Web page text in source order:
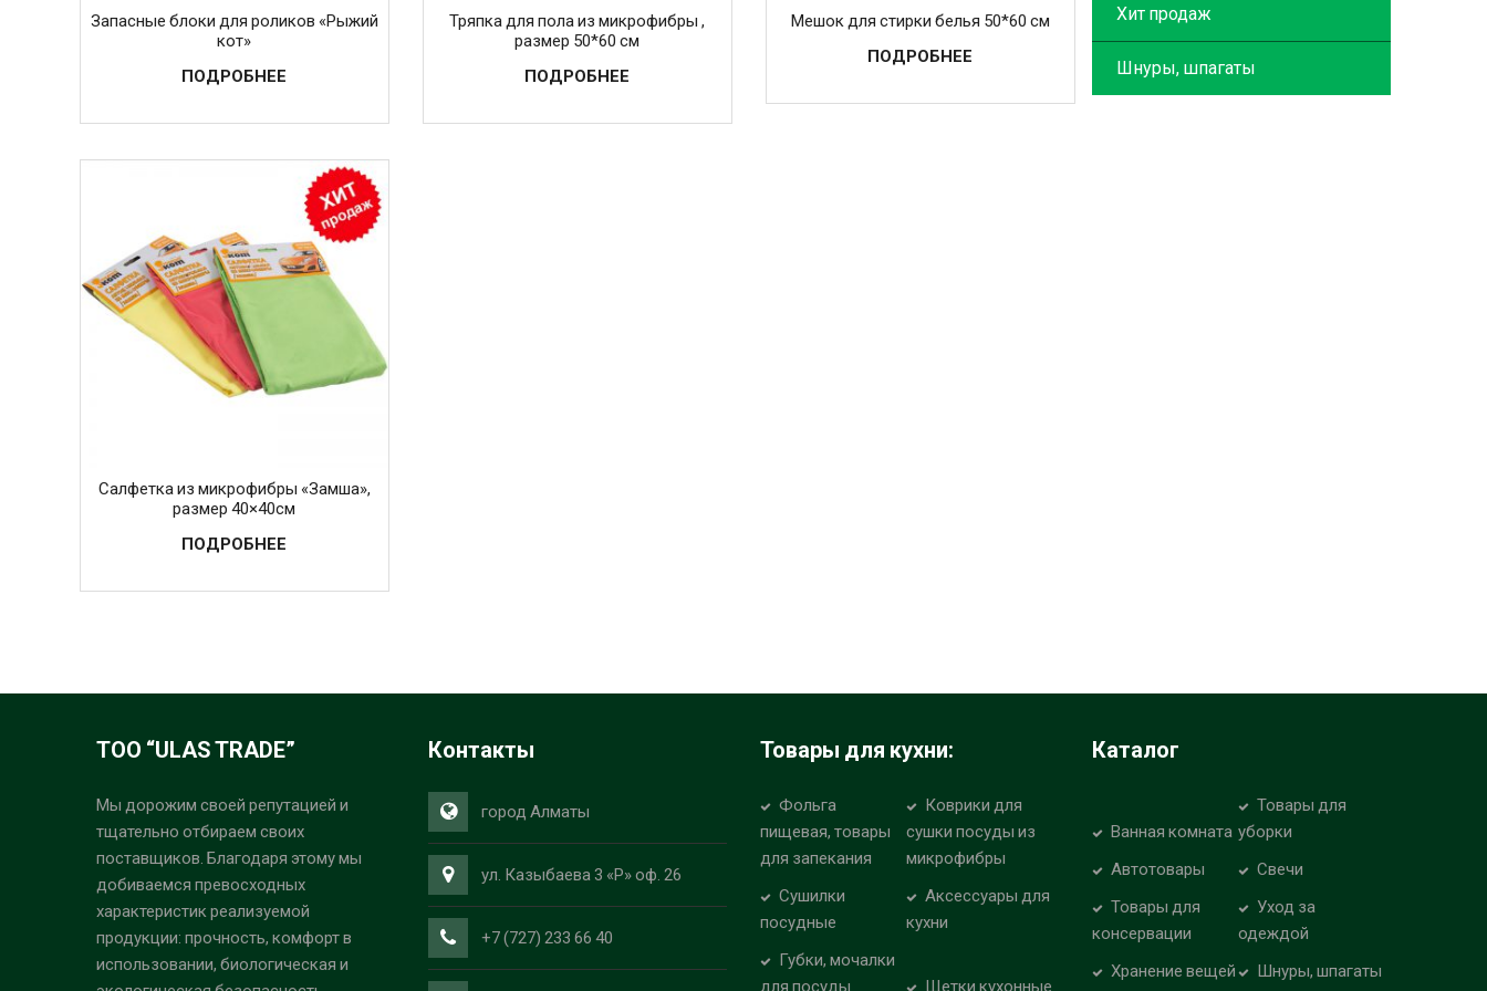
Запасные блоки для роликов «Рыжий
кот»
ПОДРОБНЕЕ
Тряпка для пола из микрофибры ,
размер 50*60 см
ПОДРОБНЕЕ
Мешок для стирки белья 50*60 см
ПОДРОБНЕЕ
Салфетка из микрофибры «Замша»,
размер 40×40см
ПОДРОБНЕЕ
Хит продаж
Шнуры, шпагаты
ТОО “ULAS TRADE”
Мы дорожим своей репутацией и
тщательно отбираем своих
поставщиков. Благодаря этому мы
добиваемся превосходных
характеристик реализуемой
продукции: прочность, комфорт в
использовании, биологическая и
Контакты
город Алматы
ул. Казыбаева 3 «Р» оф. 26
+7 (727) 233 66 40
Товары для кухни:
Фольга
пищевая, товары
для запекания
Коврики для
сушки посуды из
микрофибры
Сушилки
посудные
Аксессуары для
кухни
Губки, мочалки
для посуды
Щетки кухонные
Каталог
Ванная комната
Товары для
уборки
Автотовары
Свечи
Товары для
консервации
Уход за
одеждой
Хранение вещей
Шнуры, шпагаты